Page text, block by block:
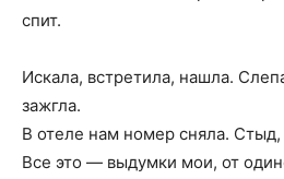
спит.
Искала, встретила, нашла.
зажгла.
В отеле нам номер сняла. Стыд,
Все это — выдумки мои, от